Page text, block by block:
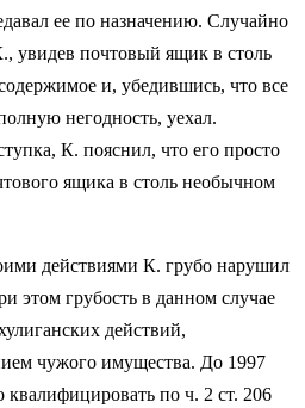
ее по назначению. Случайно
увидев почтовый ящик в столь
и, убедившись, что все
негодность, уехал.
К. пояснил, что его просто
ящика в столь необычном
действиями К. грубо нарушил
этом грубость в данном случае
действий,
чужого имущества. До 1997
квалифицировать по ч. 2 ст. 206